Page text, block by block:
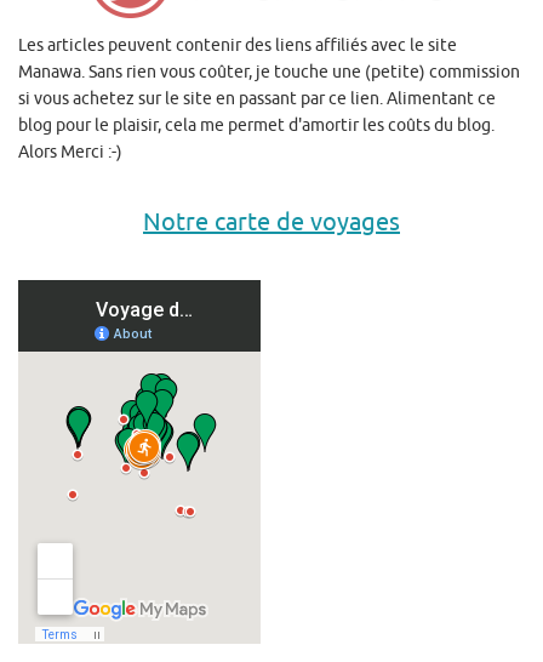
Les articles peuvent contenir des liens affiliés avec le site
Manawa. Sans rien vous coûter, je touche une (petite) commission
si vous achetez sur le site en passant par ce lien. Alimentant ce
blog pour le plaisir, cela me permet d'amortir les coûts du blog.
Alors Merci :-)
Notre carte de voyages